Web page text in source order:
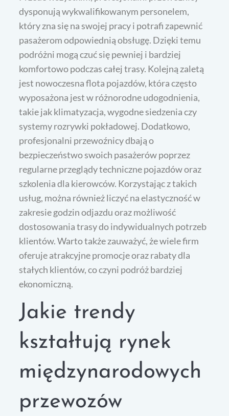
dysponują wykwalifikowanym personelem,
który zna się na swojej pracy i potrafi zapewnić
pasażerom odpowiednią obsługę. Dzięki temu
podróżni mogą czuć się pewniej i bardziej
komfortowo podczas całej trasy. Kolejną zaletą
jest nowoczesna flota pojazdów, która często
wyposażona jest w różnorodne udogodnienia,
takie jak klimatyzacja, wygodne siedzenia czy
systemy rozrywki pokładowej. Dodatkowo,
profesjonalni przewoźnicy dbają o
bezpieczeństwo swoich pasażerów poprzez
regularne przeglądy techniczne pojazdów oraz
szkolenia dla kierowców. Korzystając z takich
usług, można również liczyć na elastyczność w
zakresie godzin odjazdu oraz możliwość
dostosowania trasy do indywidualnych potrzeb
klientów. Warto także zauważyć, że wiele firm
oferuje atrakcyjne promocje oraz rabaty dla
stałych klientów, co czyni podróż bardziej
ekonomiczną.
Jakie trendy
kształtują rynek
międzynarodowych
przewozów